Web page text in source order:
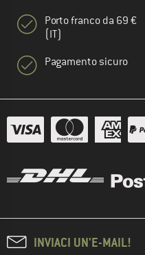
Porto franco da 69 €
(IT)
Pagamento sicuro
INVIACI UN'E-MAIL!